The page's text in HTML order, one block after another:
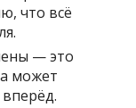
что всё
— это
может